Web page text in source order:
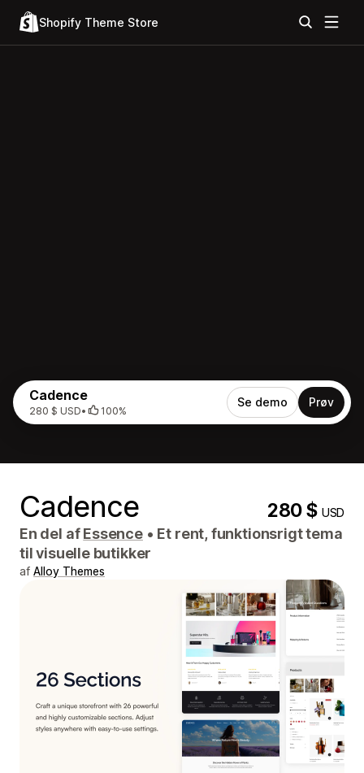
Shopify Theme Store
Cadence
280 $ USD• 100%
Se demo Prøv
Cadence 280 $USD
En del afEssence • Et rent, funktionsrigt tema
til visuelle butikker
af Alloy Themes